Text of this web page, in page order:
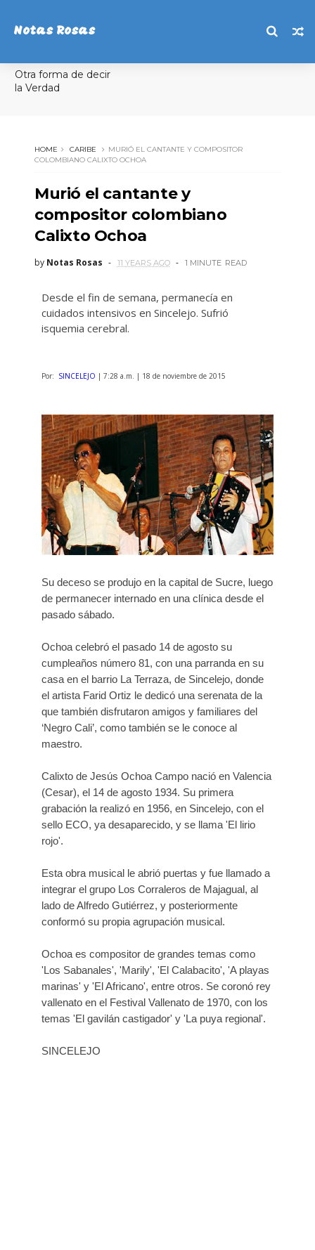
Notas Rosas
Otra forma de decir
la Verdad
HOME CARIBE
MURIÓ EL CANTANTE Y COMPOSITOR
COLOMBIANO CALIXTO OCHOA
Murió el cantante y
compositor colombiano
Calixto Ochoa
by Notas Rosas 11 YEARS AGO 1 MINUTE READ
Desde el fin de semana, permanecía en
cuidados intensivos en Sincelejo. Sufrió
isquemia cerebral.
Por: SINCELEJO | 7:28 a.m. | 18 de noviembre de 2015
Su deceso se produjo en la capital de Sucre, luego
de permanecer internado en una clínica desde el
pasado sábado.
Ochoa celebró el pasado 14 de agosto su
cumpleaños número 81, con una parranda en su
casa en el barrio La Terraza, de Sincelejo, donde
el artista Farid Ortiz le dedicó una serenata de la
que también disfrutaron amigos y familiares del
‘Negro Cali’, como también se le conoce al
maestro.
Calixto de Jesús Ochoa Campo nació en Valencia
(Cesar), el 14 de agosto 1934. Su primera
grabación la realizó en 1956, en Sincelejo, con el
sello ECO, ya desaparecido, y se llama 'El lirio
rojo'.
Esta obra musical le abrió puertas y fue llamado a
integrar el grupo Los Corraleros de Majagual, al
lado de Alfredo Gutiérrez, y posteriormente
conformó su propia agrupación musical.
Ochoa es compositor de grandes temas como
'Los Sabanales', 'Marily', 'El Calabacito', 'A playas
marinas' y 'El Africano', entre otros. Se coronó rey
vallenato en el Festival Vallenato de 1970, con los
temas 'El gavilán castigador' y 'La puya regional'.
SINCELEJO